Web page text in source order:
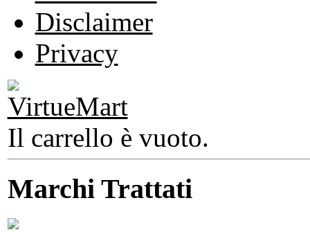
Disclaimer
Privacy
Il carrello è vuoto.
Marchi Trattati